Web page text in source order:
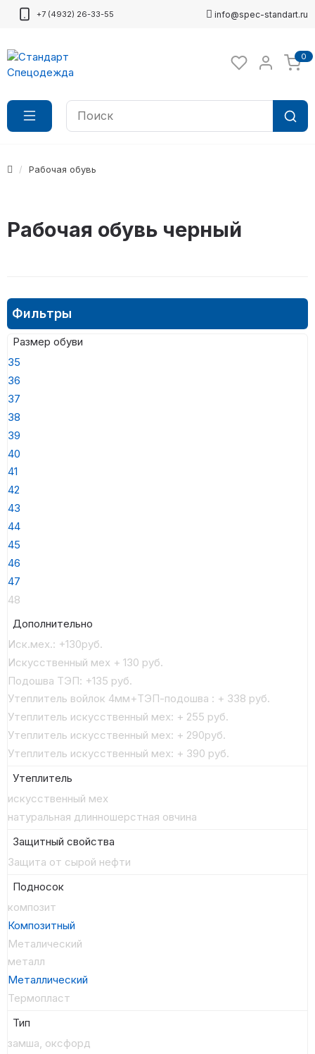
+7 (4932) 26-33-55 info@spec-standart.ru
0
Рабочая обувь
Рабочая обувь черный
Фильтры
Размер обуви
35
36
37
38
39
40
41
42
43
44
45
46
47
48
Дополнительно
Иск.мех.: +130руб.
Искусственный мех + 130 руб.
Подошва ТЭП: +135 руб.
Утеплитель войлок 4мм+ТЭП-подошва : + 338 руб.
Утеплитель искусственный мех: + 255 руб.
Утеплитель искусственный мех: + 290руб.
Утеплитель искусственный мех: + 390 руб.
Утеплитель
искусственный мех
натуральная длинношерстная овчина
Защитный свойства
Защита от сырой нефти
Подносок
композит
Композитный
Металический
металл
Металлический
Термопласт
Тип
замша, оксфорд